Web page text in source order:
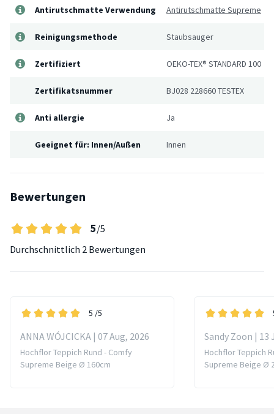
Antirutschmatte Verwendung Antirutschmatte Supreme
Reinigungsmethode Staubsauger
Zertifiziert OEKO-TEX® STANDARD 100
Zertifikatsnummer BJ028 228660 TESTEX
Anti allergie Ja
Geeignet für: Innen/Außen Innen
Bewertungen
5/5
Durchschnittlich 2 Bewertungen
5 /5
ANNA WÓJCICKA | 07 Aug, 2026
Hochflor Teppich Rund - Comfy
Supreme Beige Ø 160cm
Sandy Zoon | 13
Hochflor Teppich
Supreme Beige Ø